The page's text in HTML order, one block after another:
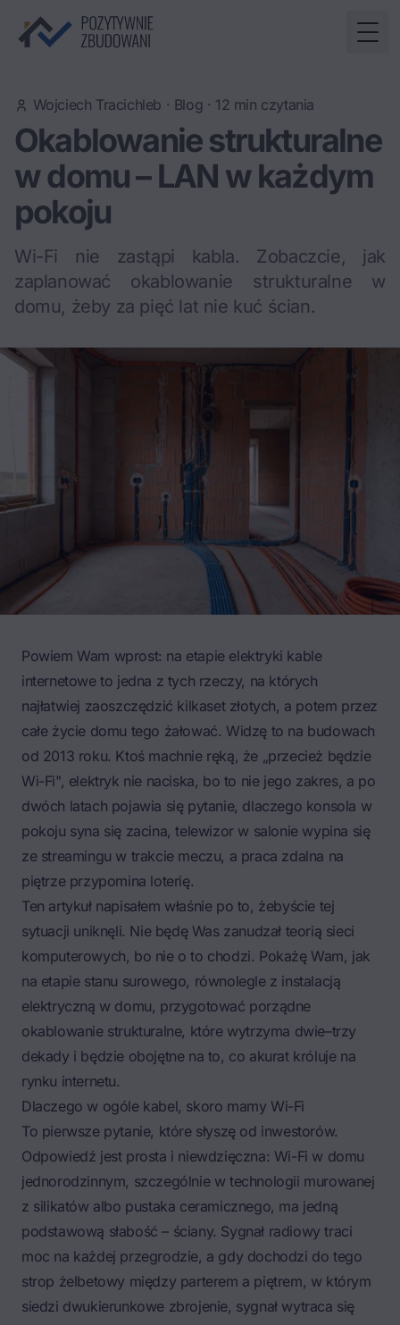
Wojciech Tracichleb · Blog · 12 min czytania
Okablowanie strukturalne
w domu – LAN w każdym
pokoju
Wi-Fi nie zastąpi kabla. Zobaczcie, jak
zaplanować okablowanie strukturalne w
domu, żeby za pięć lat nie kuć ścian.
Powiem Wam wprost: na etapie elektryki kable
internetowe to jedna z tych rzeczy, na których
najłatwiej zaoszczędzić kilkaset złotych, a potem przez
całe życie domu tego żałować. Widzę to na budowach
od 2013 roku. Ktoś machnie ręką, że „przecież będzie
Wi-Fi", elektryk nie naciska, bo to nie jego zakres, a po
dwóch latach pojawia się pytanie, dlaczego konsola w
pokoju syna się zacina, telewizor w salonie wypina się
ze streamingu w trakcie meczu, a praca zdalna na
piętrze przypomina loterię.
Ten artykuł napisałem właśnie po to, żebyście tej
sytuacji uniknęli. Nie będę Was zanudzał teorią sieci
komputerowych, bo nie o to chodzi. Pokażę Wam, jak
na etapie stanu surowego, równolegle z instalacją
elektryczną w domu, przygotować porządne
okablowanie strukturalne, które wytrzyma dwie–trzy
dekady i będzie obojętne na to, co akurat króluje na
rynku internetu.
Dlaczego w ogóle kabel, skoro mamy Wi-Fi
To pierwsze pytanie, które słyszę od inwestorów.
Odpowiedź jest prosta i niewdzięczna: Wi-Fi w domu
jednorodzinnym, szczególnie w technologii murowanej
z silikatów albo pustaka ceramicznego, ma jedną
podstawową słabość – ściany. Sygnał radiowy traci
moc na każdej przegrodzie, a gdy dochodzi do tego
strop żelbetowy między parterem a piętrem, w którym
siedzi dwukierunkowe zbrojenie, sygnał wytraca się